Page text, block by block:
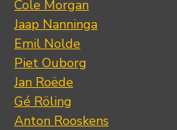
Cole Morgan
Jaap Nanninga
Emil Nolde
Piet Ouborg
Jan Roëde
Gé Röling
Anton Rooskens